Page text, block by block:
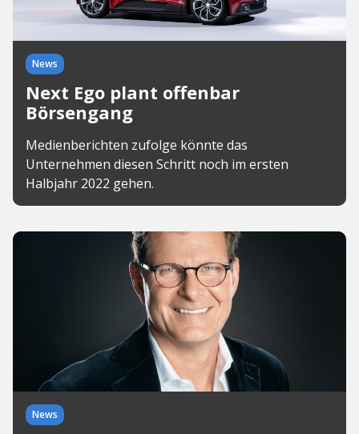
News
Next Ego plant offenbar
Börsengang
Medienberichten zufolge könnte das
Unternehmen diesen Schritt noch im ersten
Halbjahr 2022 gehen.
News